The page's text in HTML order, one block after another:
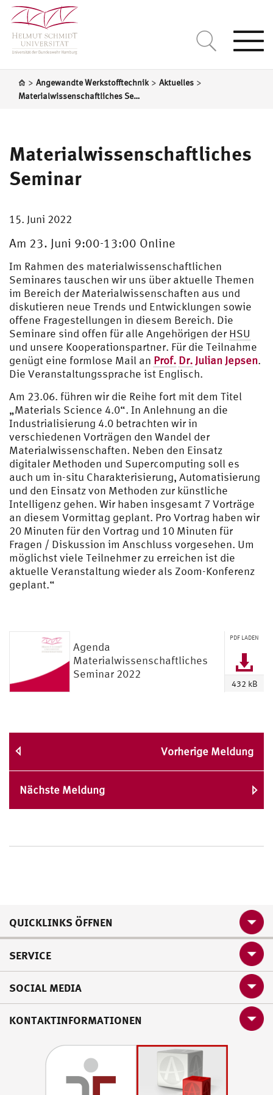
> Angewandte Werkstofftechnik > Aktuelles >
Materialwissenschaftliches Seminar
Materialwissenschaftliches
Seminar
15. Juni 2022
Am 23. Juni 9:00-13:00 Online
Im Rahmen des materialwissenschaftlichen
Seminares tauschen wir uns über aktuelle Themen
im Bereich der Materialwissenschaften aus und
diskutieren neue Trends und Entwicklungen sowie
offene Fragestellungen in diesem Bereich. Die
Seminare sind offen für alle Angehörigen der HSU
und unsere Kooperationspartner. Für die Teilnahme
genügt eine formlose Mail an Prof. Dr. Julian Jepsen.
Die Veranstaltungssprache ist Englisch.
Am 23.06. führen wir die Reihe fort mit dem Titel
„Materials Science 4.0“. In Anlehnung an die
Industrialisierung 4.0 betrachten wir in
verschiedenen Vorträgen den Wandel der
Materialwissenschaften. Neben den Einsatz
digitaler Methoden und Supercomputing soll es
auch um in-situ Charakterisierung, Automatisierung
und den Einsatz von Methoden zur künstliche
Intelligenz gehen. Wir haben insgesamt 7 Vorträge
an diesem Vormittag geplant. Pro Vortrag haben wir
20 Minuten für den Vortrag und 10 Minuten für
Fragen / Diskussion im Anschluss vorgesehen. Um
möglichst viele Teilnehmer zu erreichen ist die
aktuelle Veranstaltung wieder als Zoom-Konferenz
geplant.“
Agenda
Materialwissenschaftliches
Seminar 2022
PDF LADEN
432 kB
Vorherige Meldung
Nächste Meldung
QUICKLINKS ÖFFNEN
SERVICE
SOCIAL MEDIA
KONTAKTINFORMATIONEN